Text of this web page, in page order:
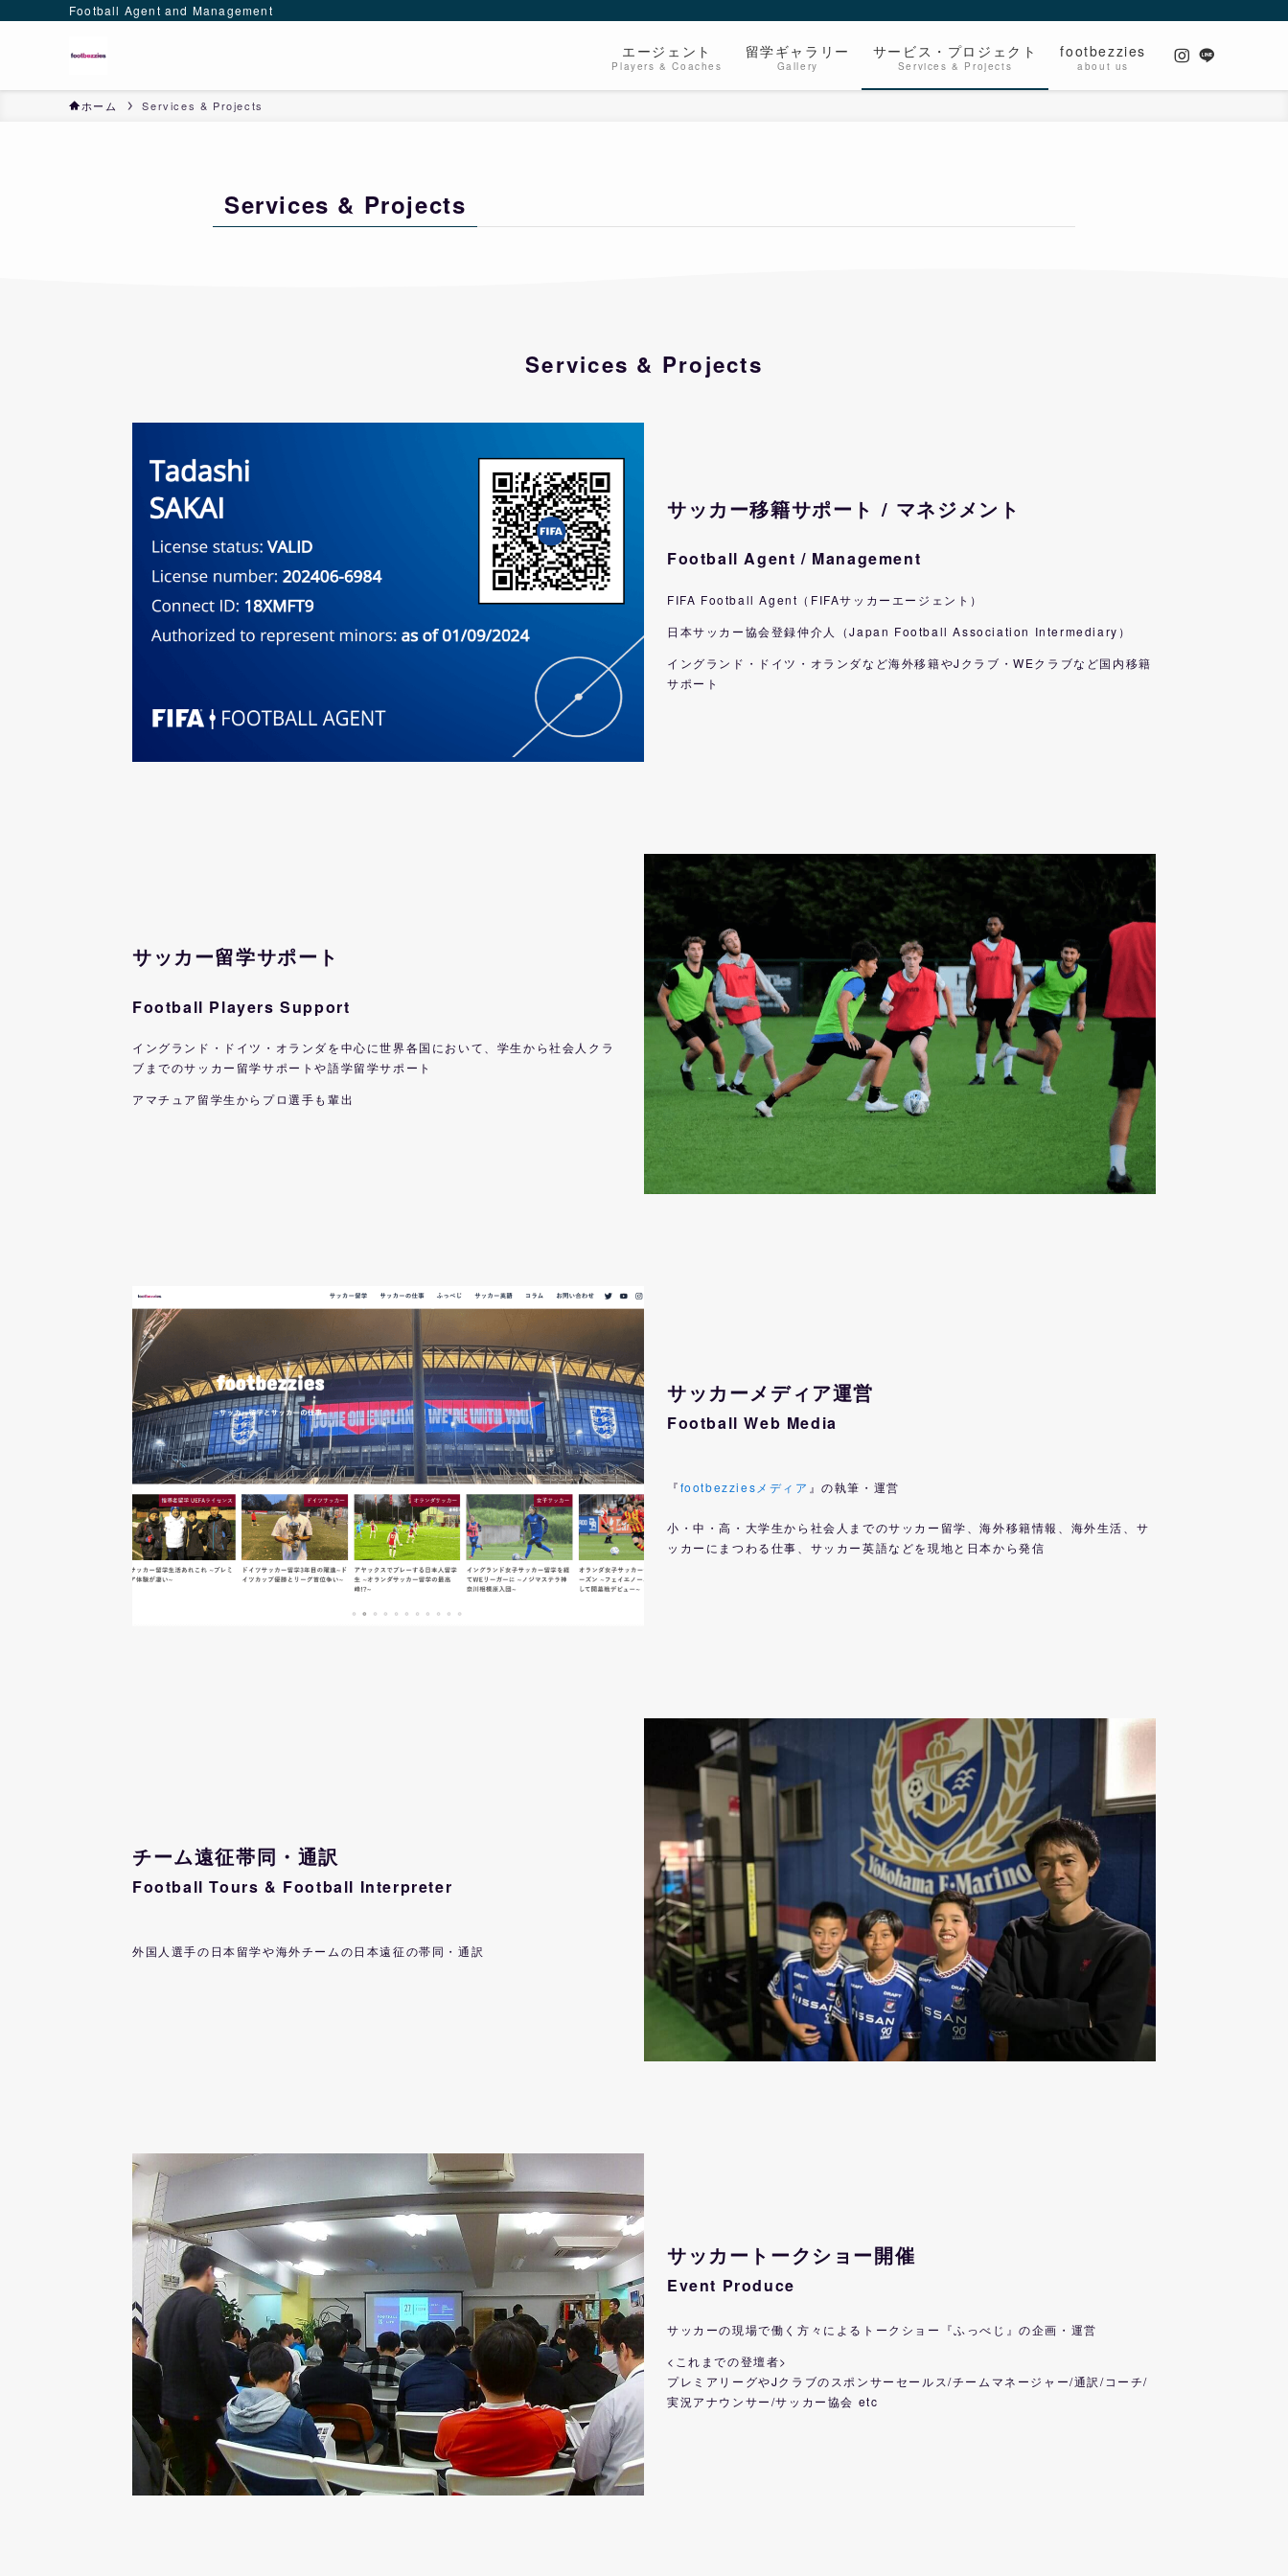
Football Agent and Management
エージェント
Players & Coaches
留学ギャラリー
Gallery
サービス・プロジェクト
Services & Projects
footbezzies
about us
ホーム Services & Projects
Services & Projects
Services & Projects
サッカー移籍サポート / マネジメント
Football Agent / Management
FIFA Football Agent（FIFAサッカーエージェント）
日本サッカー協会登録仲介人（Japan Football Association Intermediary）
イングランド・ドイツ・オランダなど海外移籍やJクラブ・WEクラブなど国内移籍
サポート
サッカー留学サポート
Football Players Support
イングランド・ドイツ・オランダを中心に世界各国において、学生から社会人クラ
ブまでのサッカー留学サポートや語学留学サポート
アマチュア留学生からプロ選手も輩出
サッカーメディア運営
Football Web Media
『footbezziesメディア 』の執筆・運営
小・中・高・大学生から社会人までのサッカー留学、海外移籍情報、海外生活、サ
ッカーにまつわる仕事、サッカー英語などを現地と日本から発信
チーム遠征帯同・通訳
Football Tours & Football Interpreter
外国人選手の日本留学や海外チームの日本遠征の帯同・通訳
サッカートークショー開催
Event Produce
サッカーの現場で働く方々によるトークショー『ふっべじ』の企画・運営
​<これまでの登壇者>
プレミアリーグやJクラブのスポンサーセールス/チームマネージャー/通訳/コーチ/
実況アナウンサー/サッカー協会 etc